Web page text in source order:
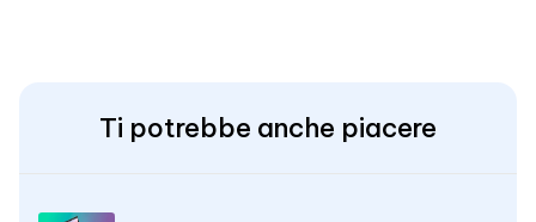
Ti potrebbe anche piacere